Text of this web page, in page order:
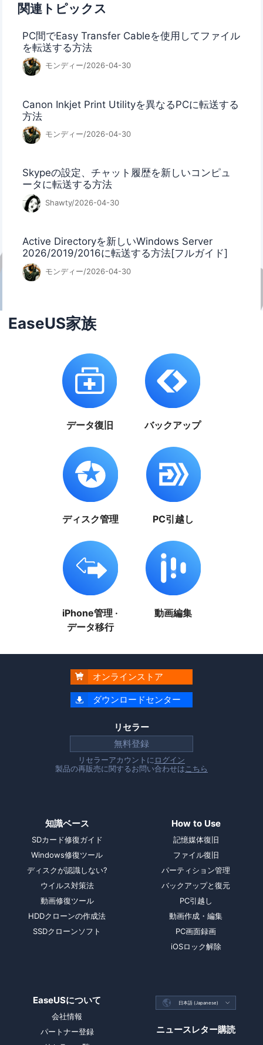
関連トピックス
PC間でEasy Transfer Cableを使用してファイル
を転送する方法
モンディー/2026-04-30
Canon Inkjet Print Utilityを異なるPCに転送する
方法
モンディー/2026-04-30
Skypeの設定、チャット履歴を新しいコンピュ
ータに転送する方法
Shawty/2026-04-30
Active Directoryを新しいWindows Server
2026/2019/2016に転送する方法[フルガイド]
モンディー/2026-04-30
EaseUS家族
データ復旧 バックアップ
ディスク管理 PC引越し
iPhone管理 ·
データ移行
動画編集
 オンラインストア
 ダウンロードセンター
リセラー
無料登録
リセラーアカウントにログイン
製品の再販売に関するお問い合わせはこちら
知識ベース
SDカード修復ガイド
Windows修復ツール
ディスクが認識しない?
ウイルス対策法
動画修復ツール
HDDクローンの作成法
SSDクローンソフト
How to Use
記憶媒体復旧
ファイル復旧
パーティション管理
バックアップと復元
PC引越し
動画作成・編集
PC画面録画
iOSロック解除
EaseUSについて
会社情報
パートナー登録
 日本語 (Japanese) 
ニュースレター購読